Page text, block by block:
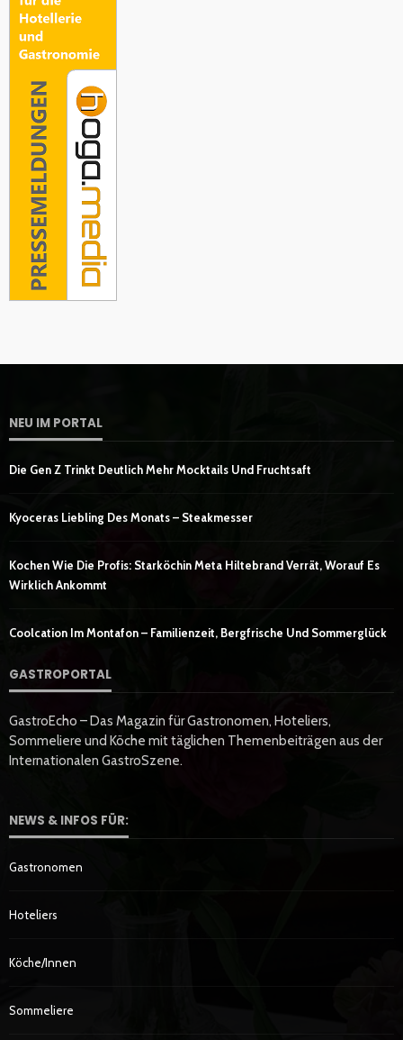
NEU IM PORTAL
Die Gen Z Trinkt Deutlich Mehr Mocktails Und Fruchtsaft
Kyoceras Liebling Des Monats – Steakmesser
Kochen Wie Die Profis: Starköchin Meta Hiltebrand Verrät, Worauf Es
Wirklich Ankommt
Coolcation Im Montafon – Familienzeit, Bergfrische Und Sommerglück
GASTROPORTAL
GastroEcho – Das Magazin für Gastronomen, Hoteliers,
Sommeliere und Köche mit täglichen Themenbeiträgen aus der
Internationalen GastroSzene.
NEWS & INFOS FÜR:
Gastronomen
Hoteliers
Köche/innen
Sommeliere